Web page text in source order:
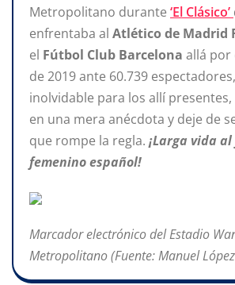
Metropolitano durante ‘El Clásico’
enfrentaba al Atlético de Madrid
el Fútbol Club Barcelona allá por
de 2019 ante 60.739
inolvidable para los allí
en una mera anécdota y deje de
que rompe la regla. ¡Larga vida
femenino español!
Marcador electrónico del Estadio
Metropolitano (Fuente: Manuel